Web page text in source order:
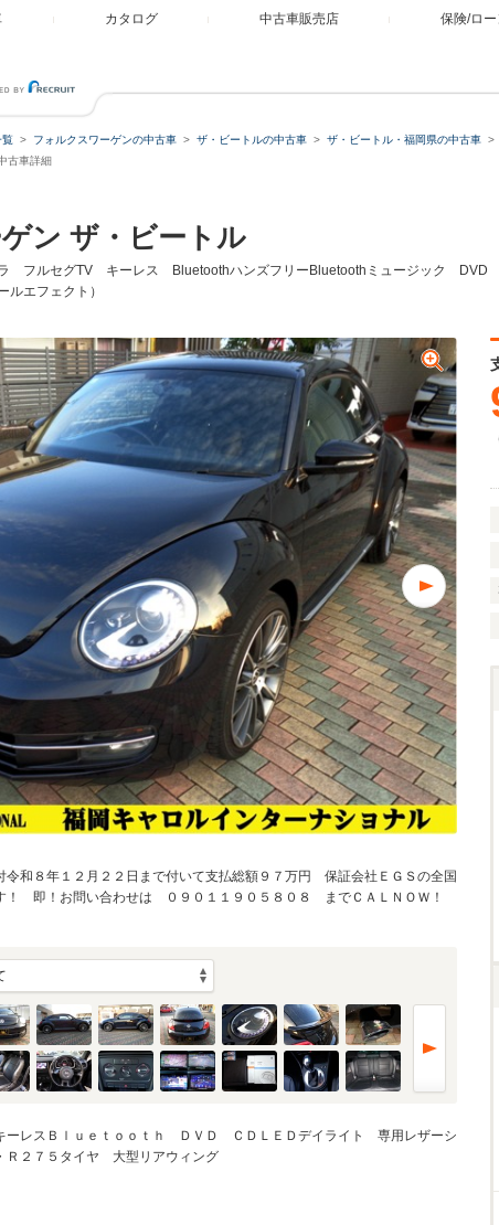
カタログ 中古車販売店 保険/ロ
覧 フォルクスワーゲンの中古車 ザ・ビートルの中古車 ザ・ビートル・福岡県の中古車
古車詳細
ン ザ・ビートル
フルセグTV キーレス BluetoothハンズフリーBluetoothミュージック
ルエフェクト）
令和８年１２月２２日まで付いて支払総額９７万円 保証会社ＥＧＳの全国
！ 即！お問い合わせは ０９０１１９０５８０８ までＣＡＬＮＯＷ！
レスＢｌｕｅｔｏｏｔｈ ＤＶＤ ＣＤＬＥＤデイライト 専用レザーシ
２７５タイヤ 大型リアウィング